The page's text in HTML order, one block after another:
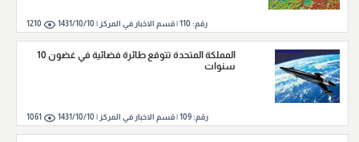
رقم: 110
|قسم الاخبار في المركز | 1431/10/10
1210
المملكة المتحدة تتوقع طائرة فضائية في غضون 10
سنوات
رقم:109
|قسم الاخبار في المركز | 1431/10/10
1061